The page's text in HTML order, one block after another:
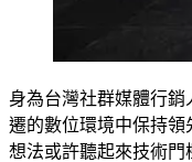
身為台灣社群媒體行
遷的數位環境中保持
想法或許聽起來技術